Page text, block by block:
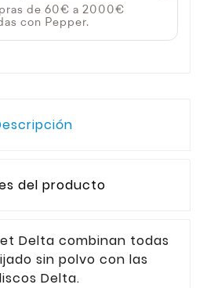
de 60€ a 2000€
con Pepper.
del producto
Delta combinan todas
sin polvo con las
Delta.